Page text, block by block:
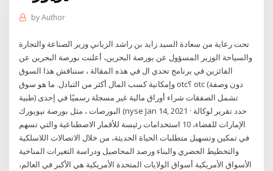
byAuthor
تحت رعاية من سعادة السيد زايد بن راشد الزياني وزير الصناعة والتجارة
والسياحة الوزير المسؤول عن بورصة البحرين، أعلنت بورصة البحرين عن
الفائزين في برنامج تحدي ال في هذه المقالة ، سنناقش هذا السوق
وإمكانية كسب المال أكثر من التبادل. ما هو سوق otc؟ otc (دون وصفة
طبية) تشمل الصفقات شراء أوراق مالية غير مسجلة رسميًا في إحدى
البورصات ، مثل بورصة نيويورك (nyse Jan 14, 2021 · حدد تقرير لوكالة
الإمارات للفضاء، 10 استخدامات رئيسة للأقمار الاصطناعية والتي تسهم
في تمكين وتسهيل متطلبات الحياة الحديثة، من خلال الاتصالات اللاسلكية
والتخطيط الحضري والبناء ورصد المحاصيل ودراسة التغيرات المناخية
الأسواق الأمريكية أسواق الولايات المتحدة الأمريكية هي الأكبر في العالم،